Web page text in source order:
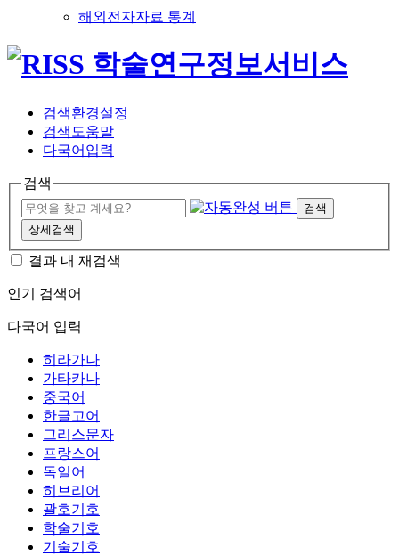
해외전자자료 통계
검색환경설정
검색도움말
다국어입력
검색
검색
상세검색
결과 내 재검색
인기 검색어
다국어 입력
히라가나
가타카나
중국어
한글고어
그리스문자
프랑스어
독일어
히브리어
괄호기호
학술기호
기술기호